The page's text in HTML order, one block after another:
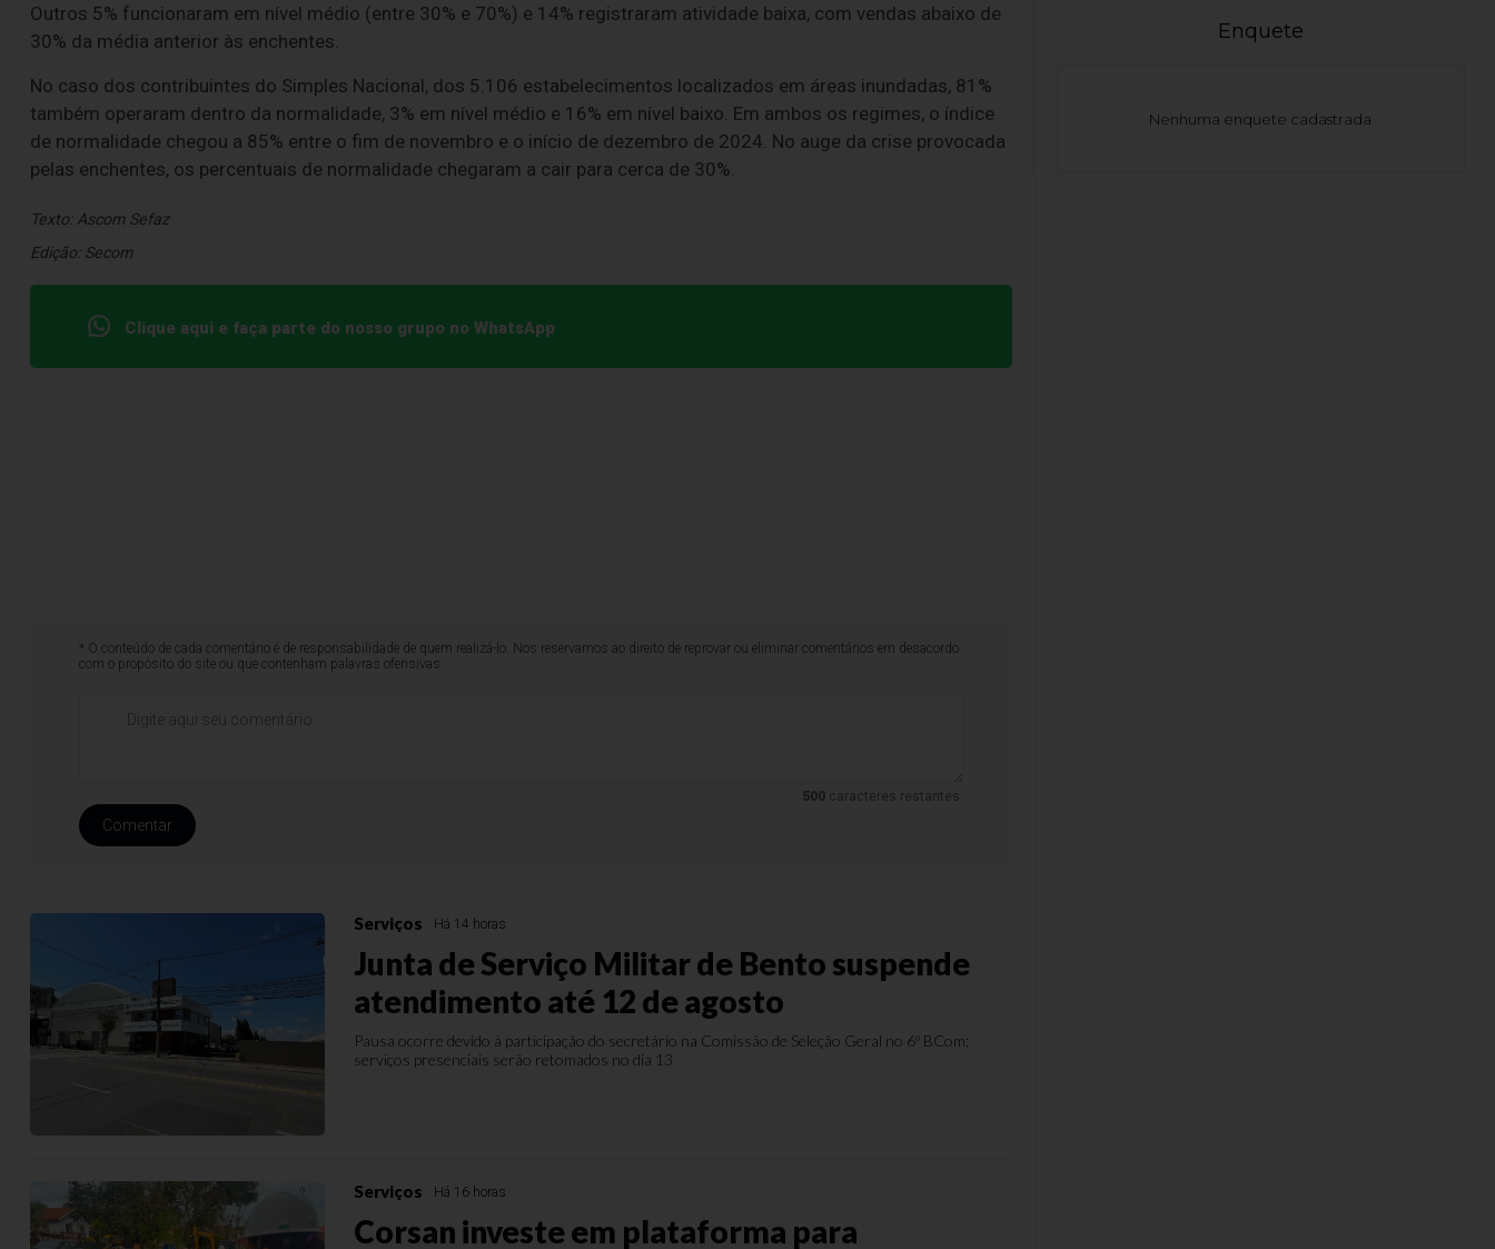
Outros 5% funcionaram em nível médio (entre 30% e 70%) e 14% registraram atividade baixa, com vendas abaixo de
30% da média anterior às enchentes.
No caso dos contribuintes do Simples Nacional, dos 5.106 estabelecimentos localizados em áreas inundadas, 81%
também operaram dentro da normalidade, 3% em nível médio e 16% em nível baixo. Em ambos os regimes, o índice
de normalidade chegou a 85% entre o fim de novembro e o início de dezembro de 2024. No auge da crise provocada
pelas enchentes, os percentuais de normalidade chegaram a cair para cerca de 30%.
Texto: Ascom Sefaz
Edição: Secom
Clique aqui e faça parte do nosso grupo no WhatsApp
* O conteúdo de cada comentário é de responsabilidade de quem realizá-lo. Nos reservamos ao direito de reprovar ou eliminar comentários em desacordo
com o propósito do site ou que contenham palavras ofensivas.
500caracteres restantes.
Comentar
Serviços Há 14 horas
Junta de Serviço Militar de Bento suspende
atendimento até 12 de agosto
Pausa ocorre devido à participação do secretário na Comissão de Seleção Geral no 6º BCom;
serviços presenciais serão retomados no dia 13
Serviços Há 16 horas
Corsan investe em plataforma para
Enquete
Nenhuma enquete cadastrada